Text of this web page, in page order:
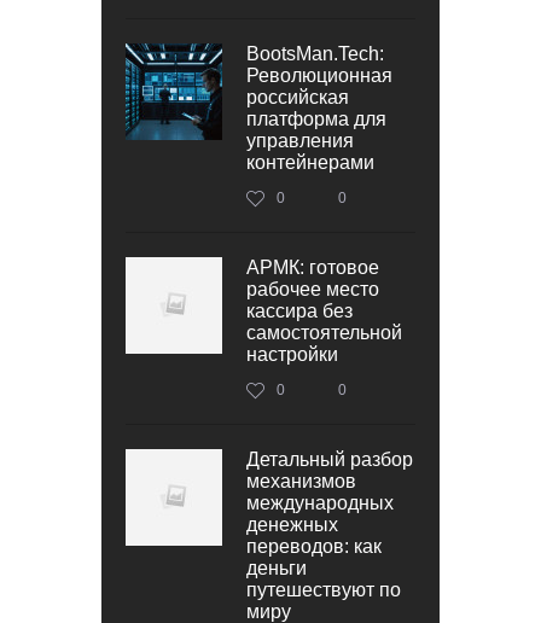
BootsMan.Tech:
Революционная
российская
платформа для
управления
контейнерами
0 0
АРМК: готовое
рабочее место
кассира без
самостоятельной
настройки
0 0
Детальный разбор
механизмов
международных
денежных
переводов: как
деньги
путешествуют по
миру